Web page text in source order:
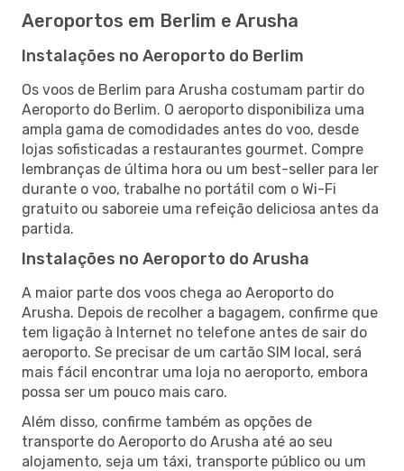
Aeroportos em Berlim e Arusha
Instalações no Aeroporto do Berlim
Os voos de Berlim para Arusha costumam partir do
Aeroporto do Berlim. O aeroporto disponibiliza uma
ampla gama de comodidades antes do voo, desde
lojas sofisticadas a restaurantes gourmet. Compre
lembranças de última hora ou um best-seller para ler
durante o voo, trabalhe no portátil com o Wi-Fi
gratuito ou saboreie uma refeição deliciosa antes da
partida.
Instalações no Aeroporto do Arusha
A maior parte dos voos chega ao Aeroporto do
Arusha. Depois de recolher a bagagem, confirme que
tem ligação à Internet no telefone antes de sair do
aeroporto. Se precisar de um cartão SIM local, será
mais fácil encontrar uma loja no aeroporto, embora
possa ser um pouco mais caro.
Além disso, confirme também as opções de
transporte do Aeroporto do Arusha até ao seu
alojamento, seja um táxi, transporte público ou um